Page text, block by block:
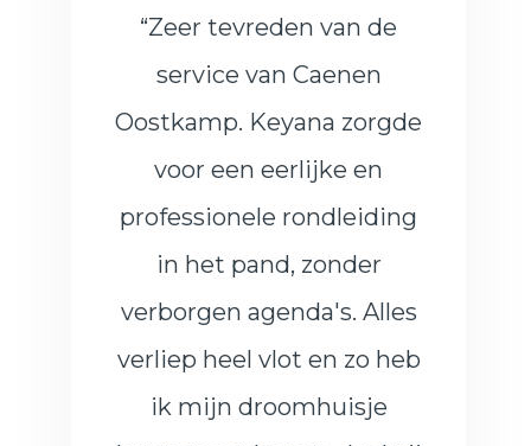
“Zeer tevreden van de
service van Caenen
Oostkamp. Keyana zorgde
voor een eerlijke en
professionele rondleiding
in het pand, zonder
verborgen agenda's. Alles
verliep heel vlot en zo heb
ik mijn droomhuisje